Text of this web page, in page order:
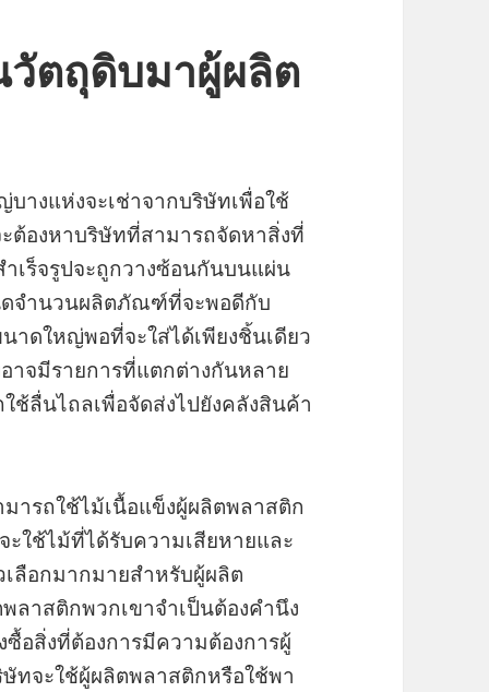
ตถุดิบมาผู้ผลิต
างแห่งจะเช่าจากบริษัทเพื่อใช้
ต้องหาบริษัทที่สามารถจัดหาสิ่งที่
เร็จรูปจะถูกวางซ้อนกันบนแผ่น
จำนวนผลิตภัณฑ์ที่จะพอดีกับ
ดใหญ่พอที่จะใส่ได้เพียงชิ้นเดียว
าจมีรายการที่แตกต่างกันหลาย
ลื่นไถลเพื่อจัดส่งไปยังคลังสินค้า
รถใช้ไม้เนื้อแข็งผู้ผลิตพลาสติก
ใช้ไม้ที่ได้รับความเสียหายและ
ลือกมากมายสำหรับผู้ผลิต
ลาสติกพวกเขาจำเป็นต้องคำนึง
อสิ่งที่ต้องการมีความต้องการผู้
ทจะใช้ผู้ผลิตพลาสติกหรือใช้พา